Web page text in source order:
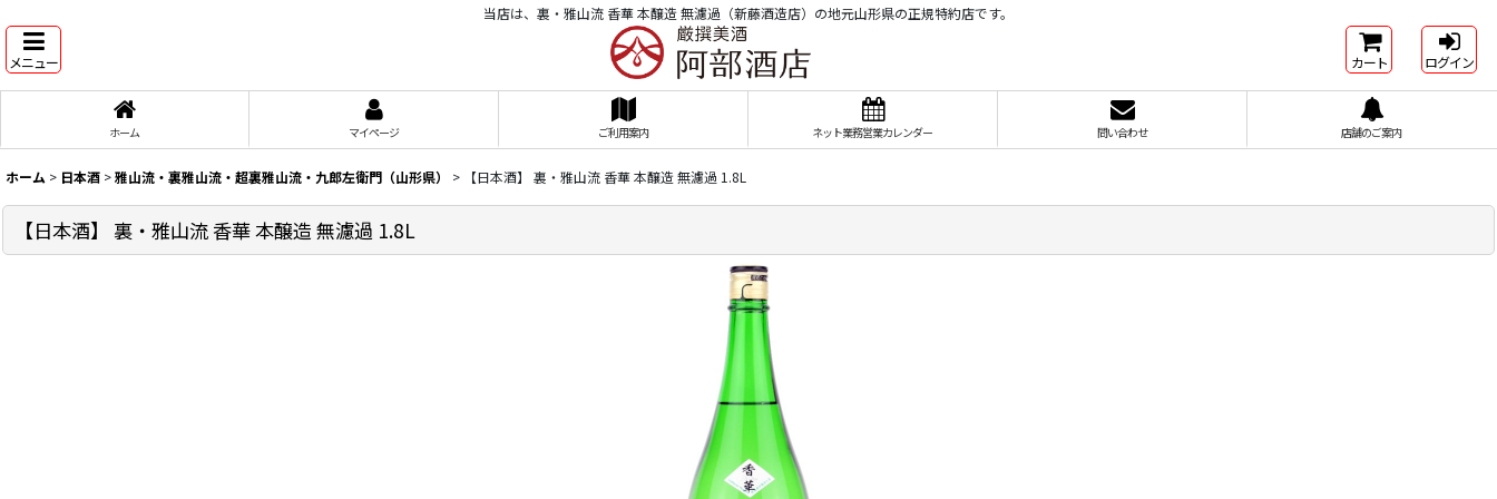
当店は、裏・雅山流 香華 本醸造 無濾過（新藤酒造店）の地元山形県の正規特約店です。
メニュー カート ログイン
ホーム マイページ ご利用案内 ネット業務営業カレンダー 問い合わせ 店舗のご案内
ホーム > 日本酒 >雅山流・裏雅山流・超裏雅山流・九郎左衛門（山形県） > 【日本酒】 裏・雅山流 香華 本醸造 無濾過 1.8L
【日本酒】 裏・雅山流 香華 本醸造 無濾過 1.8L